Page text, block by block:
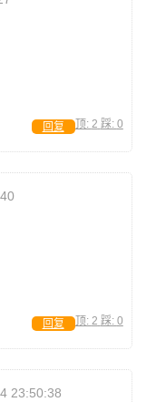
顶: 2 踩: 0
回复
顶: 2 踩: 0
回复
23:50:38